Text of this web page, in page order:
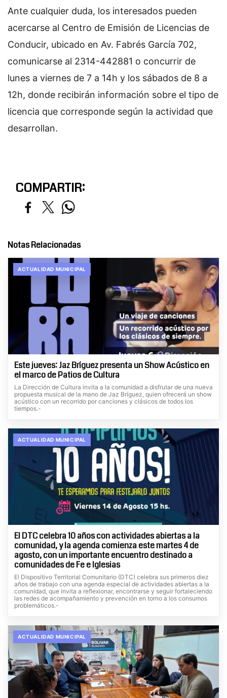
Ante cualquier duda, los interesados pueden
acercarse al Centro de Emisión de Licencias de
Conducir, ubicado en Av. Fabrés García 702,
comunicarse al 2314-442881 o concurrir de
lunes a viernes de 7 a 14h y los sábados de 8 a
12h, donde recibirán información sobre el tipo de
licencia que corresponde según la actividad que
desarrollan.
COMPARTIR:
Notas Relacionadas
ACTUALIDAD MUNICIPAL
Este jueves: Jaz Bríguez presenta un Show Acústico en
el marco de Patios de Cultura
La Dirección de Cultura invita a la comunidad a disfrutar de una nueva
propuesta musical de la mano de Jaz Bríguez, quien ofrecerá un show
acústico con un recorrido por canciones y clásicos de todos los
tiempos.-
ACTUALIDAD MUNICIPAL
El DTC celebra 10 años con actividades abiertas a la
comunidad, y la agenda comienza este martes 4 de
agosto, con un importante encuentro destinado a
comunidades de Fe e Iglesias
El Dispositivo Territorial Comunitario (DTC) celebra sus primeros diez
años de trabajo con una agenda especial de actividades abiertas a la
comunidad, que invita a reflexionar, encontrarse y seguir fortaleciendo
las redes de acompañamiento y prevención en torno a los consumos
problemáticos.-
ACTUALIDAD MUNICIPAL